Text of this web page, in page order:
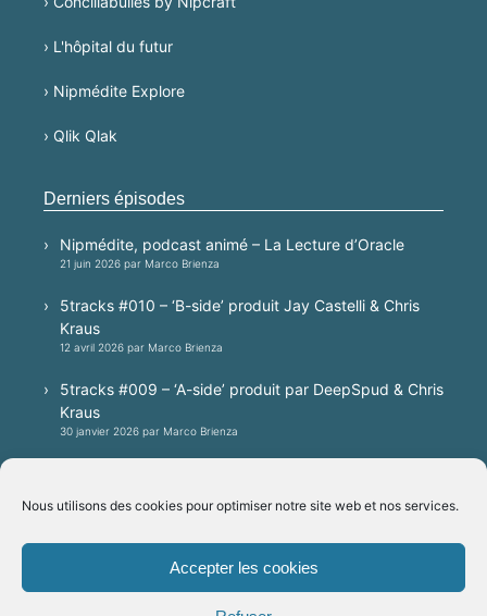
Nous utilisons des cookies pour optimiser notre site web et nos services.
Accepter les cookies
› L'hôpital du futur
› Nipmédite Explore
› Qlik Qlak
Derniers épisodes
Nipmédite, podcast animé – La Lecture d’Oracle
21 juin 2026 par Marco Brienza
5tracks #010 – ‘B-side’ produit Jay Castelli & Chris
Kraus
12 avril 2026 par Marco Brienza
5tracks #009 – ‘A-side’ produit par DeepSpud & Chris
Kraus
30 janvier 2026 par Marco Brienza
20 janvier 2026 par Marco Brienza
Plateformes